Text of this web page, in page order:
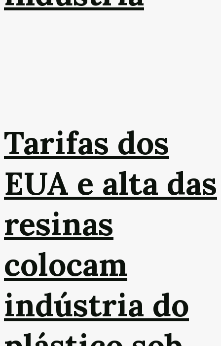
Tarifas dos
EUA e alta das
resinas
colocam
indústria do